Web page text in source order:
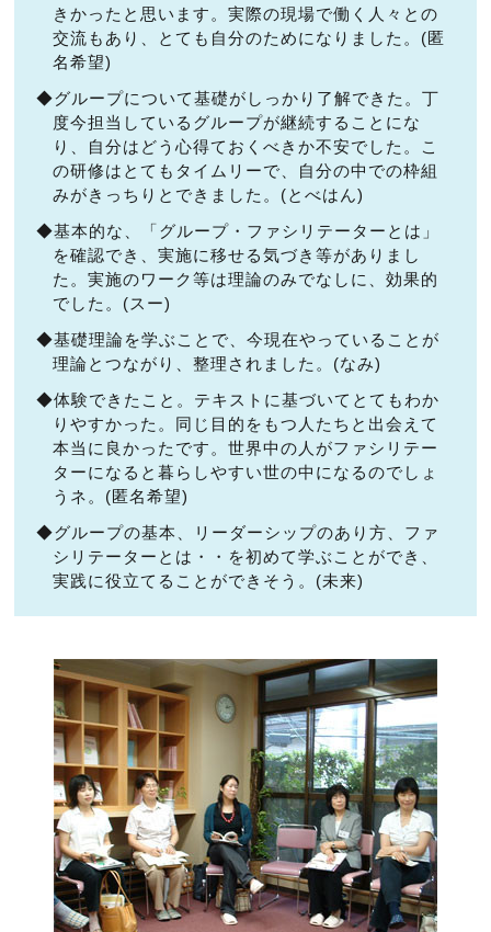
きかったと思います。実際の現場で働く人々との
交流もあり、とても自分のためになりました。(匿
名希望)
◆グループについて基礎がしっかり了解できた。丁
度今担当しているグループが継続することにな
り、自分はどう心得ておくべきか不安でした。こ
の研修はとてもタイムリーで、自分の中での枠組
みがきっちりとできました。(とべはん)
◆基本的な、「グループ・ファシリテーターとは」
を確認でき、実施に移せる気づき等がありまし
た。実施のワーク等は理論のみでなしに、効果的
でした。(スー)
◆基礎理論を学ぶことで、今現在やっていることが
理論とつながり、整理されました。(なみ)
◆体験できたこと。テキストに基づいてとてもわか
りやすかった。同じ目的をもつ人たちと出会えて
本当に良かったです。世界中の人がファシリテー
ターになると暮らしやすい世の中になるのでしょ
うネ。(匿名希望)
◆グループの基本、リーダーシップのあり方、ファ
シリテーターとは・・を初めて学ぶことができ、
実践に役立てることができそう。(未来)